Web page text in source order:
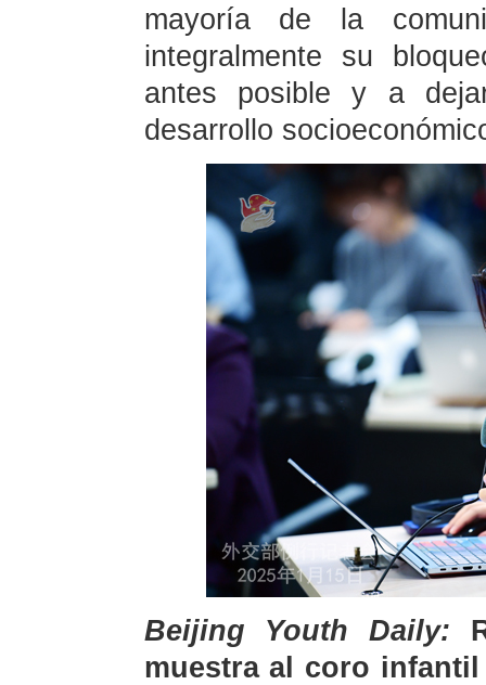
mayoría de la
integralmente su
antes posible y a
desarrollo
Beijing Youth Daily:
muestra al coro